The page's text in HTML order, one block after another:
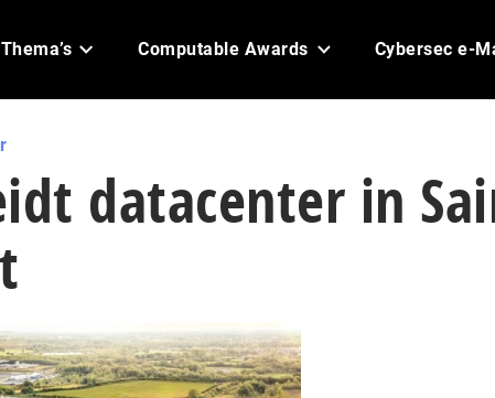
Thema’s Computable Awards Cybersec e-
datacenter in